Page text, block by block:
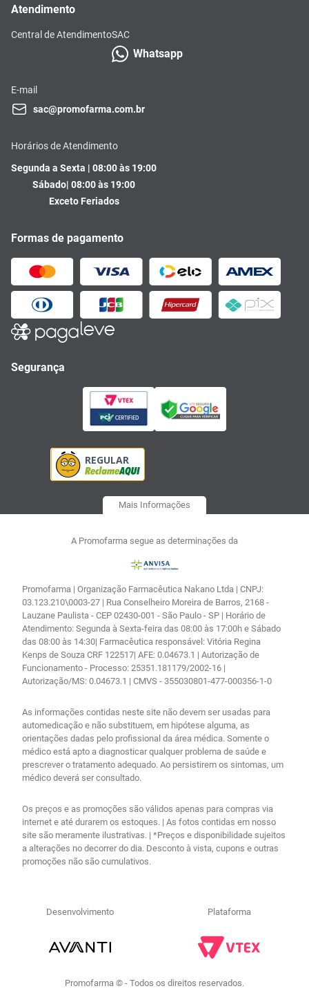
Atendimento
Central de AtendimentoSAC
Whatsapp
E-mail
sac@promofarma.com.br
Horários de Atendimento
Segunda a Sexta | 08:00 às 19:00
Sábado| 08:00 às 19:00
Exceto Feriados
Formas de pagamento
Segurança
Mais Informações
A Promofarma segue as determinações da
Promofarma | Organização Farmacêutica Nakano Ltda | CNPJ:
03.123.210\0003-27 | Rua Conselheiro Moreira de Barros, 2168 -
Lauzane Paulista - CEP 02430-001 - São Paulo - SP | Horário de
Atendimento: Segunda à Sexta-feira das 08:00 às 17:00h e Sábado
das 08:00 às 14:30| Farmacêutica responsável: Vitória Regina
Kenps de Souza CRF 122517| AFE: 0.04673.1 | Autorização de
Funcionamento - Processo: 25351.181179/2002-16 |
Autorização/MS: 0.04673.1 | CMVS - 355030801-477-000356-1-0
As informações contidas neste site não devem ser usadas para
automedicação e não substituem, em hipótese alguma, as
orientações dadas pelo profissional da área médica. Somente o
médico está apto a diagnosticar qualquer problema de saúde e
prescrever o tratamento adequado. Ao persistirem os sintomas, um
médico deverá ser consultado.
Os preços e as promoções são válidos apenas para compras via
internet e até durarem os estoques. | As fotos contidas em nosso
site são meramente ilustrativas. | *Preços e disponibilidade sujeitos
a alterações no decorrer do dia. Desconto à vista, cupons e outras
promoções não são cumulativos.
Desenvolvimento Plataforma
Promofarma © - Todos os direitos reservados.